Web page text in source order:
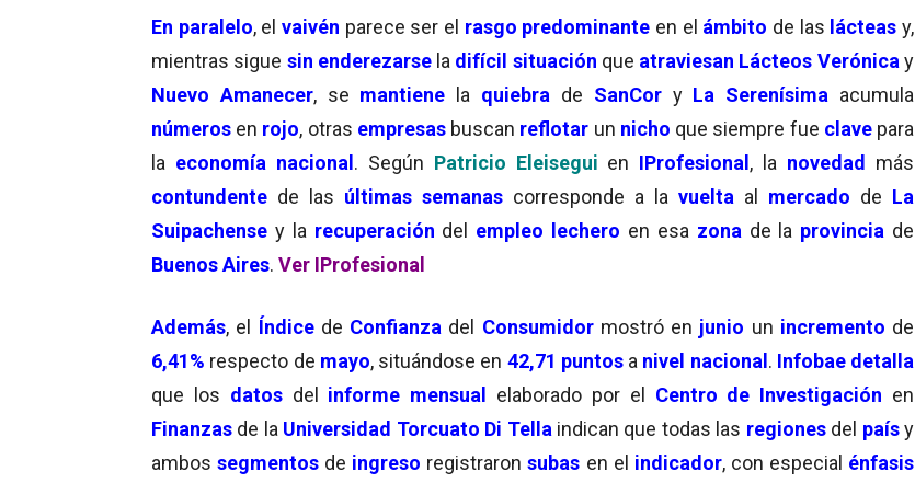
En paralelo, elvaivén parece ser el rasgo predominante en el ámbito de las lácteas y,
mientras sigue sin enderezarsela difícil situación que atraviesan Lácteos Verónica y
Nuevo Amanecer, se mantiene la quiebra de SanCor yLa Serenísima acumula
números en rojo, otras empresas buscan reflotar un nicho que siempre fue clave para
la economía nacional. Según Patricio Eleisegui en IProfesional, la novedad más
contundente de las últimas semanas corresponde a la vuelta al mercado de La
Suipachense y la recuperación del empleo lechero en esa zona de la provincia de
Buenos Aires. Ver IProfesional
Además, el Índicede Confianza del Consumidormostró en junio un incremento de
6,41% respecto de mayo, situándose en 42,71 puntosa nivel nacional. Infobae detalla
que los datos del informe mensual elaborado por el Centro de Investigación en
Finanzas de la Universidad Torcuato Di Tella indican que todas las regiones del país y
ambossegmentos de ingreso registraronsubas en el indicador, con especial énfasis